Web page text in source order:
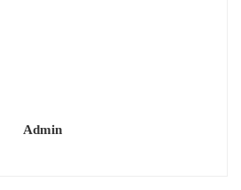
Admin